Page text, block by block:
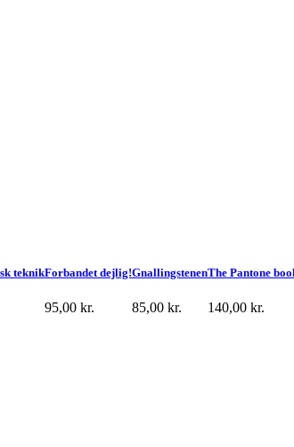
The Pantone
140,00 kr.
Gnallingstenen
85,00 kr.
Forbandet dejlig!
95,00 kr.
teknik